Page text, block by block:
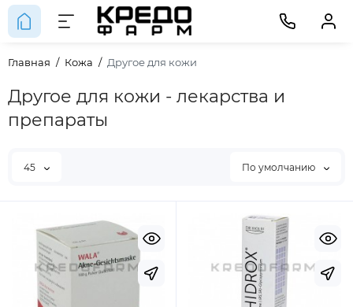
Главная Кожа Другое для кожи
Другое для кожи - лекарства и
препараты
45 По умолчанию